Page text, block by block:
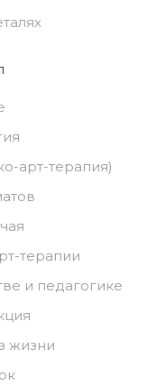
арт-терапия)
терапии
и педагогике
жизни